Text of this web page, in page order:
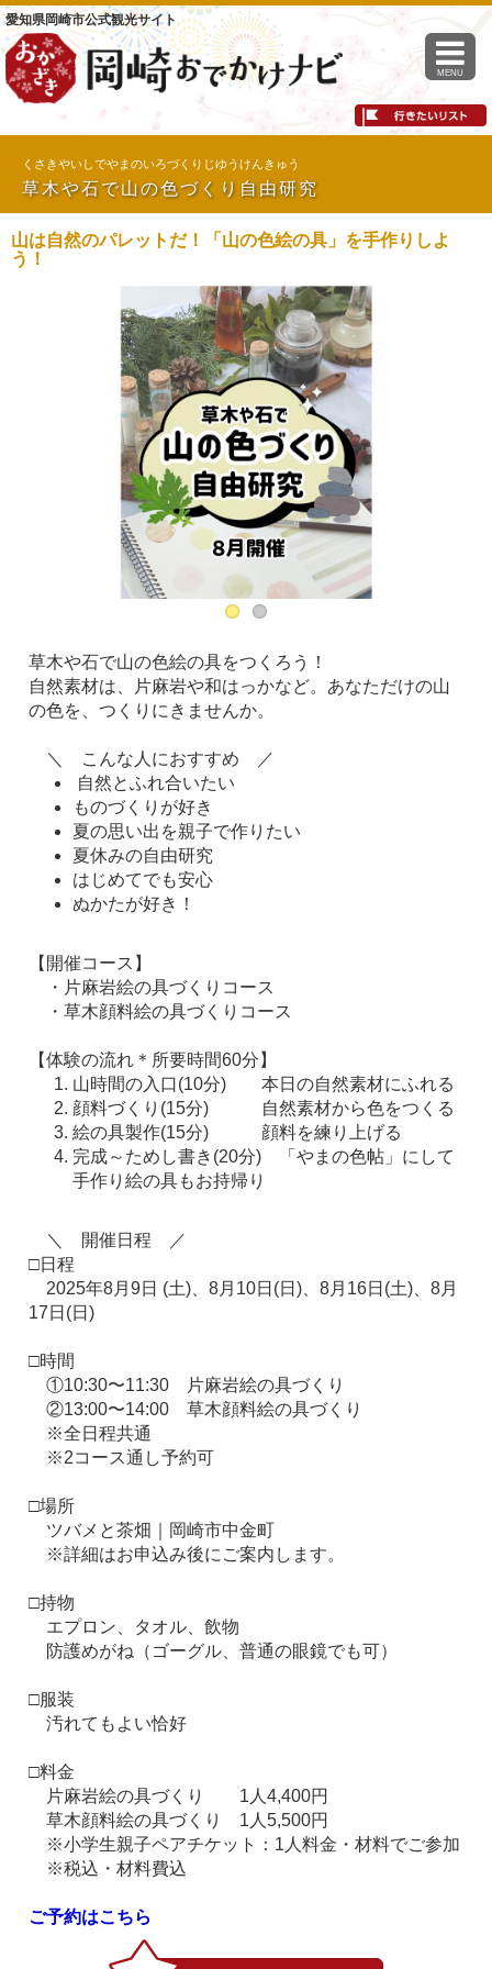
愛知県岡崎市公式観光サイト
MENU
くさきやいしでやまのいろづくりじゆうけんきゅう
草木や石で山の色づくり自由研究
山は自然のパレットだ！「山の色絵の具」を手作りしよ
う！
草木や石で山の色絵の具をつくろう！
自然素材は、片麻岩や和はっかなど。あなただけの山
の色を、つくりにきませんか。
＼ こんな人におすすめ ／
自然とふれ合いたい
ものづくりが好き
夏の思い出を親子で作りたい
夏休みの自由研究
はじめてでも安心
ぬかたが好き！
【開催コース】
・片麻岩絵の具づくりコース
・草木顔料絵の具づくりコース
【体験の流れ＊所要時間60分】
山時間の入口(10分) 本日の自然素材にふれる
顔料づくり(15分) 自然素材から色をつくる
絵の具製作(15分) 顔料を練り上げる
完成～ためし書き(20分) 「やまの色帖」にして
手作り絵の具もお持帰り
＼ 開催日程 ／
□日程
2025年8月9日 (土)、8月10日(日)、8月16日(土)、8月
17日(日)
□時間
①10:30〜11:30 片麻岩絵の具づくり
②13:00〜14:00 草木顔料絵の具づくり
※全日程共通
※2コース通し予約可
□場所
ツバメと茶畑｜岡崎市中金町
※詳細はお申込み後にご案内します。
□持物
エプロン、タオル、飲物
防護めがね（ゴーグル、普通の眼鏡でも可）
□服装
汚れてもよい恰好
□料金
片麻岩絵の具づくり 1人4,400円
草木顔料絵の具づくり 1人5,500円
※小学生親子ペアチケット：1人料金・材料でご参加
※税込・材料費込
ご予約はこちら